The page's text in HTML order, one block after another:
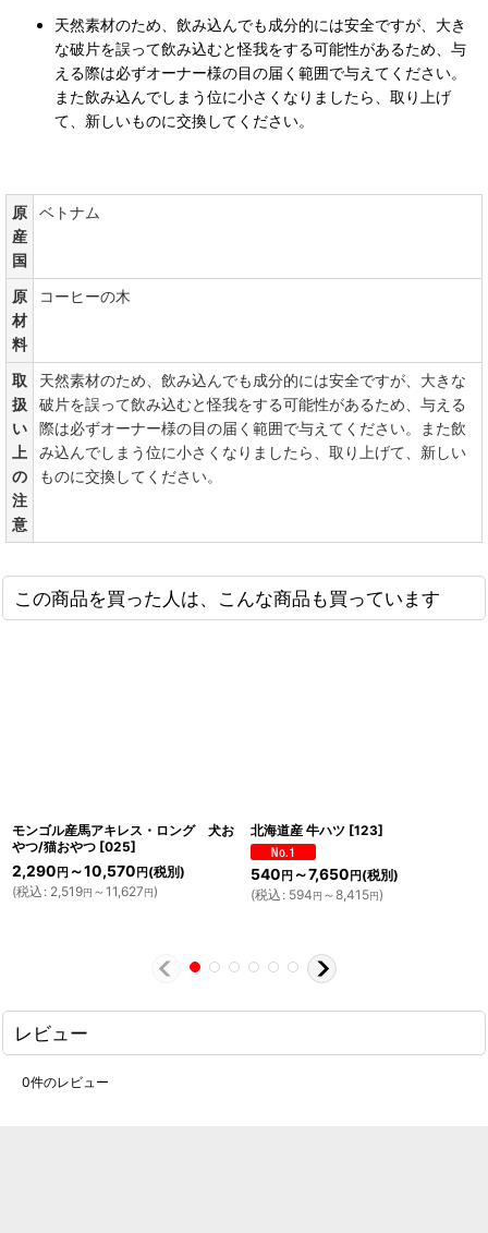
天然素材のため、飲み込んでも成分的には安全ですが、大き
な破片を誤って飲み込むと怪我をする可能性があるため、 与
える際は必ずオーナー様の目の届く範囲で与えてください。
また飲み込んでしまう位に小さくなりましたら、取り上げ
て、新しいものに交換してください。
原
産
国
ベトナム
原
材
料
コーヒーの木
取
扱
い
上
の
注
意
天然素材のため、飲み込んでも成分的には安全ですが、大きな
破片を誤って飲み込むと怪我をする可能性があるため、与える
際は必ずオーナー様の目の届く範囲で与えてください。また飲
み込んでしまう位に小さくなりましたら、取り上げて、新しい
ものに交換してください。
この商品を買った人は、こんな商品も買っています
モンゴル産馬アキレス・ロング 犬お
やつ/猫おやつ [025]
2,290 円 ～10,570 円 (税別)
(税込 : 2,519円 ～11,627円)
北海道産 牛ハツ [123]
540 円 ～7,650 円 (税別)
(税込 : 594円 ～8,415円)
レビュー
0件のレビュー